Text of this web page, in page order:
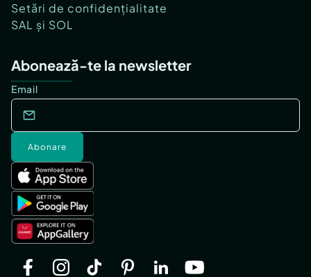
Setări de confidențialitate
SAL și SOL
Abonează-te la newsletter
Email
Abonare